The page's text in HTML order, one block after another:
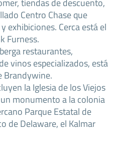
Centro Chase que
exhibiciones. Cerca está el
Furness.
restaurantes,
vinos especializados, está
Brandywine.
la Iglesia de los Viejos
monumento a la colonia
Parque Estatal de
de Delaware, el Kalmar